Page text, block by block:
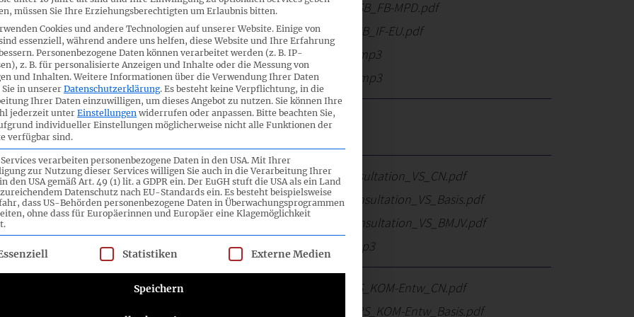
50_05b_FA-NB_SASB_FB-MPD.pdf
50_05c_FA-NB_SASB_IF-EU.pdf
50.-FANB-TOP-05a.mp3
50.-FANB-TOP-05b.mp3
-
Voluntary Standard
50_02_FA-NB_Konsultation_VS_CN.pdf
50_02a_FA-NB_Konsultation_VS_Basis.pdf
50_02b_FA-NB_Konsultation_VS_BMJV.pdf
50.-FANB-TOP-02.mp3
ESRS-Überarbeitung
50_03_FA-NB_ESRS_KOM-Entw_CN.pdf
50_03a_FA-NB_ESRS_KOM-Entw_Basis.pdf
müssen Sie Ihre Erziehungsberechtigten um Erlaubnis bitten.
Cookies und andere Technologien auf unserer Website. Einige von
essenziell, während andere uns helfen, diese Website und Ihre Erfahrung
Personenbezogene Daten können verarbeitet werden (z. B. IP-
z. B. für personalisierte Anzeigen und Inhalte oder die Messung von
und Inhalten. Weitere Informationen über die Verwendung Ihrer Daten
in unserer Datenschutzerklärung. Es besteht keine Verpflichtung, in die
Ihrer Daten einzuwilligen, um dieses Angebot zu nutzen. Sie können Ihre
jederzeit unterEinstellungen widerrufen oder anpassen. Bitte beachten Sie,
individueller Einstellungen möglicherweise nicht alle Funktionen der
verfügbar sind.
verarbeiten personenbezogene Daten in den USA. Mit Ihrer
zur Nutzung dieser Services willigen Sie auch in die Verarbeitung Ihrer
den USA gemäß Art. 49 (1) lit. a GDPR ein. Der EuGH stuft die USA als ein Land
Datenschutz nach EU-Standards ein. Es besteht beispielsweise
dass US-Behörden personenbezogene Daten in Überwachungsprogrammen
ohne dass für Europäerinnen und Europäer eine Klagemöglichkeit
eine Liste der Service-Gruppen, für die eine Einwilligung erteilt werden kann. Die erste Service-Gruppe ist essenziell und
Statistiken Externe Medien
Speichern